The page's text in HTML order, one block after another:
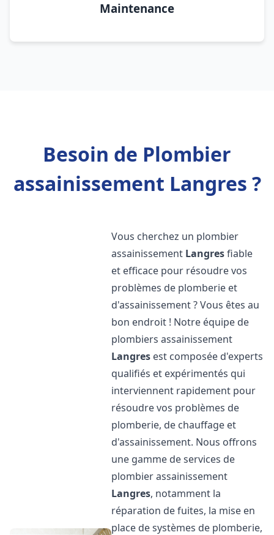
Maintenance
Besoin de Plombier
assainissement Langres ?
Vous cherchez un plombier
assainissement Langresfiable
et efficace pour résoudre vos
problèmes de plomberie et
d'assainissement ? Vous êtes au
bon endroit ! Notre équipe de
plombiers assainissement
Langres est composée d'experts
qualifiés et expérimentés qui
interviennent rapidement pour
résoudre vos problèmes de
plomberie, de chauffage et
d'assainissement. Nous offrons
une gamme de services de
plombier assainissement
Langres, notamment la
réparation de fuites, la mise en
place de systèmes de plomberie,